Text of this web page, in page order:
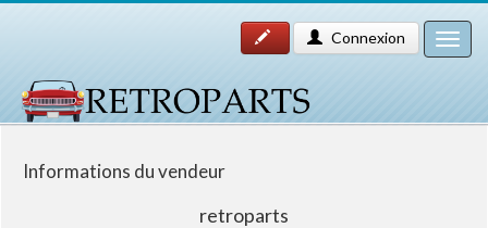
la
Connexion
Informations du vendeur
retroparts